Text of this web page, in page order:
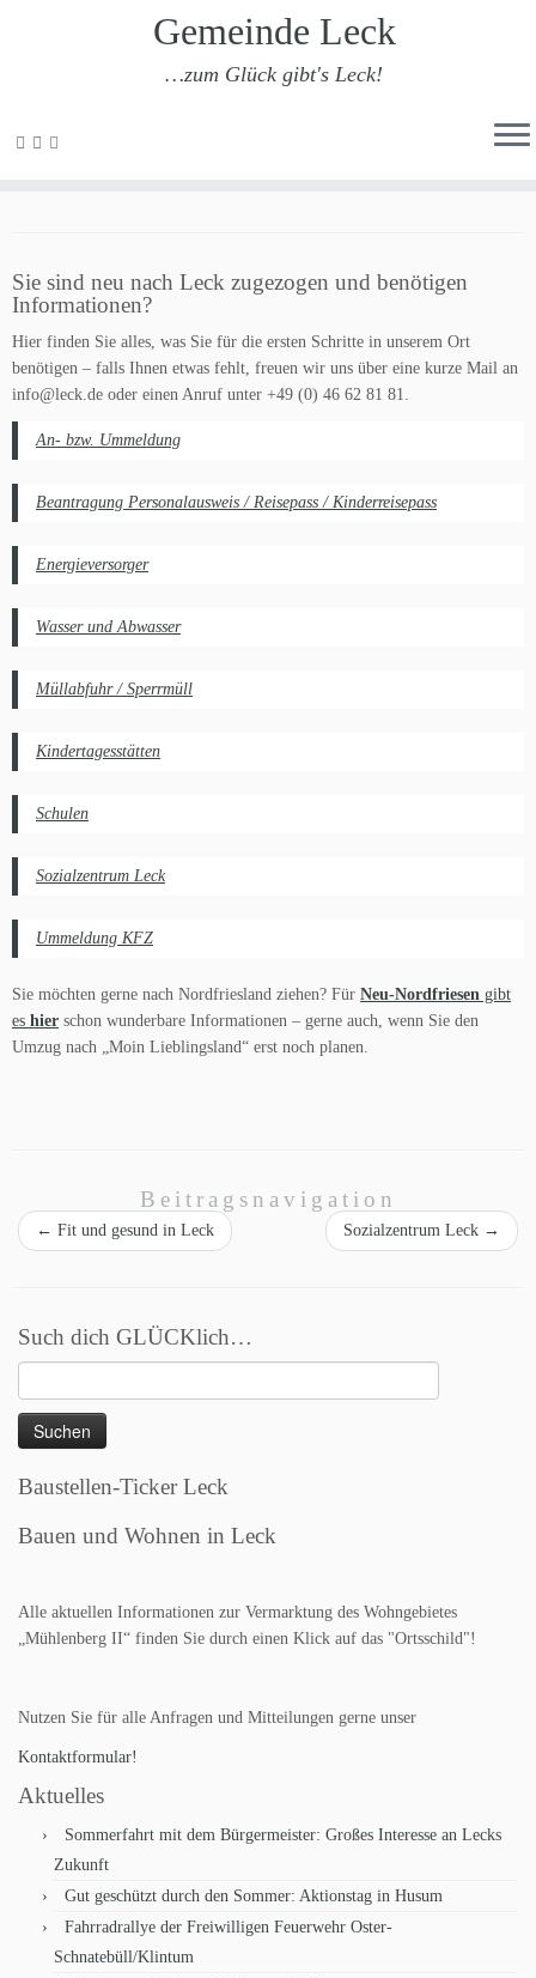
Zum
Gemeinde Leck
…zum Glück gibt's Leck!
Sie sind neu nach Leck zugezogen und benötigen
Informationen?
Hier finden Sie alles, was Sie für die ersten Schritte in unserem Ort
benötigen – falls Ihnen etwas fehlt, freuen wir uns über eine kurze Mail an
info@leck.de oder einen Anruf unter +49 (0) 46 62 81 81.
An- bzw. Ummeldung
Beantragung Personalausweis / Reisepass / Kinderreisepass
Energieversorger
Wasser und Abwasser
Müllabfuhr / Sperrmüll
Kindertagesstätten
Schulen
Sozialzentrum Leck
Ummeldung KFZ
Sie möchten gerne nach Nordfriesland ziehen? Für Neu-Nordfriesen gibt
es hier schon wunderbare Informationen – gerne auch, wenn Sie den
Umzug nach „Moin Lieblingsland“ erst noch planen.
Beitragsnavigation
← Fit und gesund in Leck Sozialzentrum Leck →
Such dich GLÜCKlich…
nach:
Baustellen-Ticker Leck
Bauen und Wohnen in Leck
Alle aktuellen Informationen zur Vermarktung des Wohngebietes
„Mühlenberg II“ finden Sie durch einen Klick auf das "Ortsschild"!
Nutzen Sie für alle Anfragen und Mitteilungen gerne unser
Kontaktformular!
Aktuelles
Sommerfahrt mit dem Bürgermeister: Großes Interesse an Lecks
Zukunft
Gut geschützt durch den Sommer: Aktionstag in Husum
Fahrradrallye der Freiwilligen Feuerwehr Oster-
Schnatebüll/Klintum